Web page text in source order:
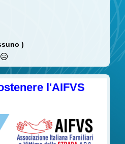
)
l'AIFVS